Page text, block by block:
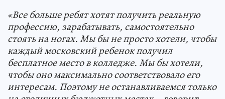
«Все больше ребят хотят получить реальную
профессию, зарабатывать, самостоятельно
стоять на ногах. Мы бы не просто хотели, чтобы
каждый московский ребенок получил
бесплатное место в колледже. Мы бы хотели,
чтобы оно максимально соответствовало его
интересам. Поэтому не останавливаемся только